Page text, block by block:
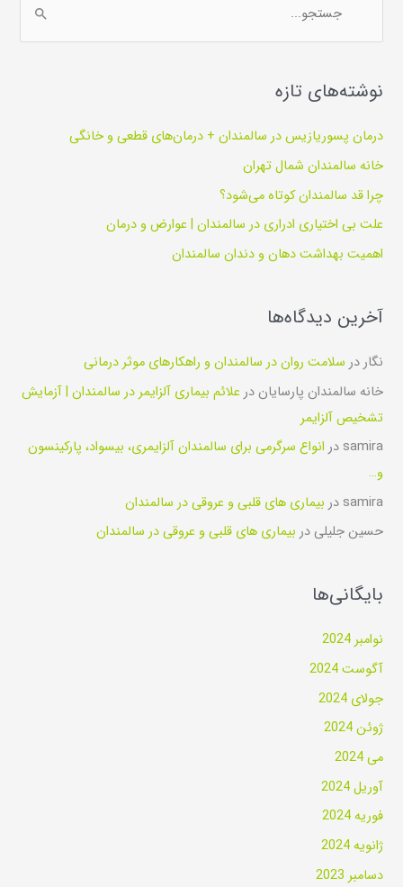
س
ج
ب
ر
ا
ی
:
نوشته‌های تازه
درمان پسوریازیس در سالمندان + درمان‌های قطعی و خانگی
خانه سالمندان شمال تهران
چرا قد سالمندان کوتاه می‌شود؟
علت بی اختیاری ادراری در سالمندان | عوارض و درمان
اهمیت بهداشت دهان و دندان سالمندان
آخرین دیدگاه‌ها
نگاردر سلامت روان در سالمندان و راهکارهای موثر درمانی
خانه سالمندان پارسایان درعلائم بیماری آلزایمر در سالمندان | آزمایش
تشخیص آلزایمر
samira در انواع سرگرمی برای سالمندان آلزایمری، بیسواد، پارکینسون
و…
samira در بیماری های قلبی و عروقی در سالمندان
حسین جلیلی در بیماری های قلبی و عروقی در سالمندان
بایگانی‌ها
نوامبر 2024
آگوست 2024
جولای 2024
ژوئن 2024
می 2024
آوریل 2024
فوریه 2024
ژانویه 2024
دسامبر 2023